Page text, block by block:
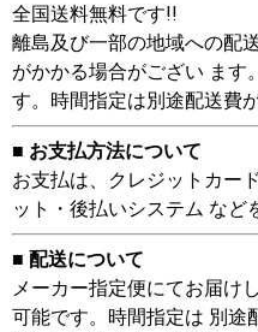
全国送料無料です!!
離島及び一部の地域への配
がかかる場合がござい ます
す。時間指定は別途配送費
■ お支払方法について
お支払は、クレジットカー
ット・後払いシステム など
■ 配送について
メーカー指定便にてお届け
可能です。時間指定は 別途